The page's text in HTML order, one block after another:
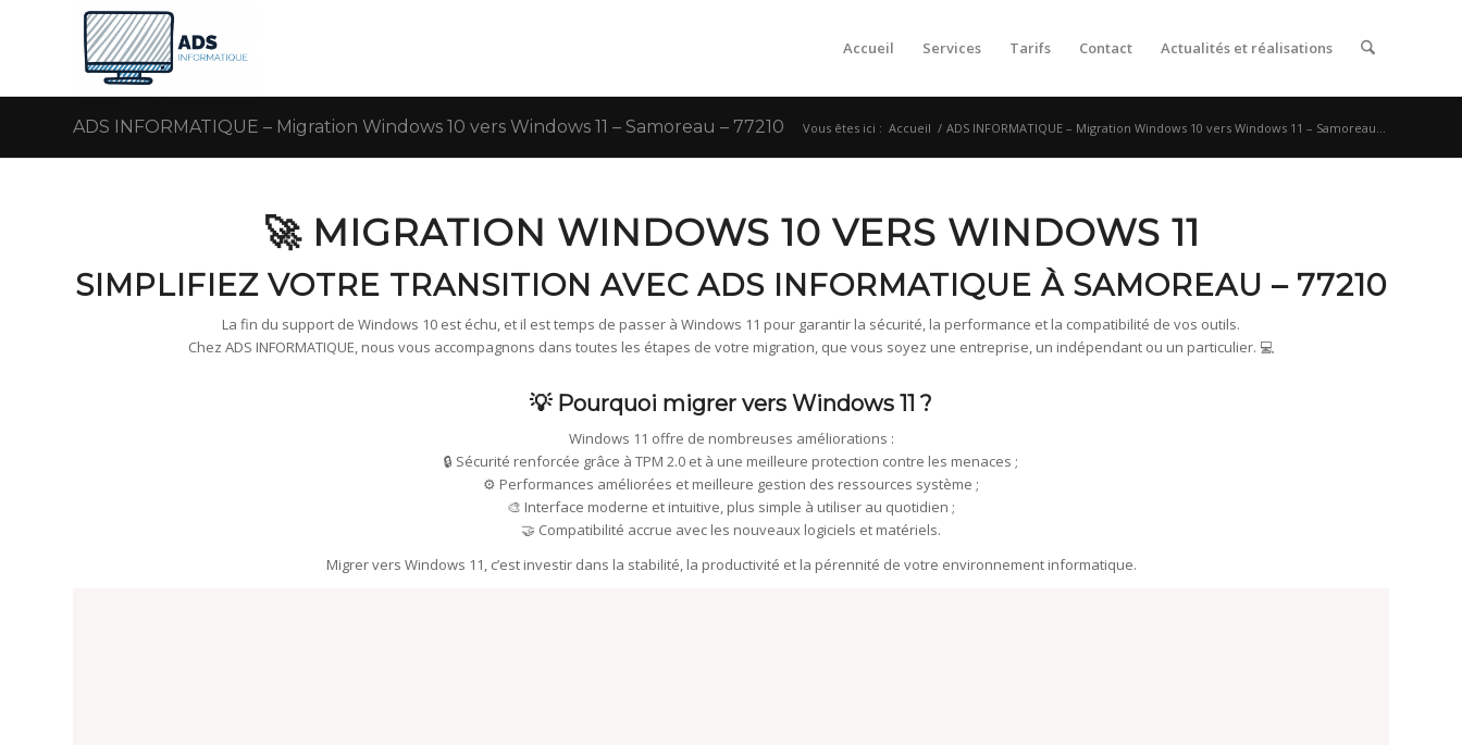
Accueil Services Tarifs Contact Actualités et réalisations
ADS INFORMATIQUE – Migration Windows 10 vers Windows 11 – Samoreau – 77210 Vous êtes ici : Accueil / ADS INFORMATIQUE – Migration Windows 10 vers Windows 11 – Samoreau...
🚀 MIGRATION WINDOWS 10 VERS WINDOWS 11
SIMPLIFIEZ VOTRE TRANSITION AVEC ADS INFORMATIQUE À SAMOREAU – 77210
La fin du support de Windows 10 est échu, et il est temps de passer à Windows 11 pour garantir la sécurité, la performance et la compatibilité de vos outils.
Chez ADS INFORMATIQUE, nous vous accompagnons dans toutes les étapes de votre migration, que vous soyez une entreprise, un indépendant ou un particulier. 💻
💡 Pourquoi migrer vers Windows 11 ?
Windows 11 offre de nombreuses améliorations :
🔒 Sécurité renforcée grâce à TPM 2.0 et à une meilleure protection contre les menaces ;
⚙️ Performances améliorées et meilleure gestion des ressources système ;
🎨 Interface moderne et intuitive, plus simple à utiliser au quotidien ;
🤝 Compatibilité accrue avec les nouveaux logiciels et matériels.
Migrer vers Windows 11, c’est investir dans la stabilité, la productivité et la pérennité de votre environnement informatique.